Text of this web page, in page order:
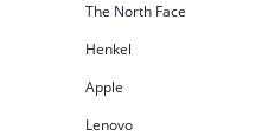
The North Face
Henkel
Apple
Lenovo